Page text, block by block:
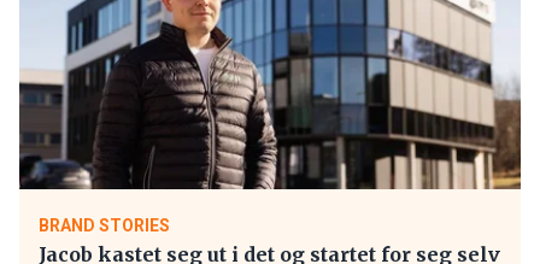
BRAND STORIES
Jacob kastet seg ut i det og startet for seg selv